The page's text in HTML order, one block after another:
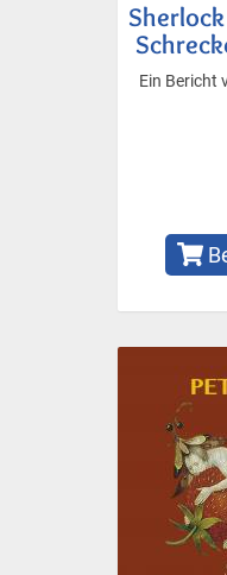
Ein Bericht